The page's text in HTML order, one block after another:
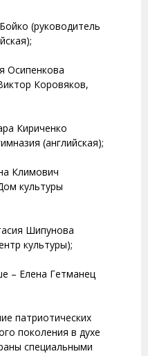
(руководитель
Осипенкова
Коровяков,
Кириченко
(английская);
Климович
культуры
Шипунова
культуры);
– Елена Гетманец
патриотических
поколения в духе
специальными